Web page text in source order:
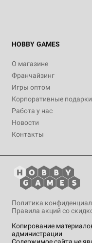
HOBBY GAMES
О магазине
Франчайзинг
Игры оптом
Корпоративные подарки
Работа у нас
Новости
Контакты
Копирование
администрации
Политика
Правила акций со